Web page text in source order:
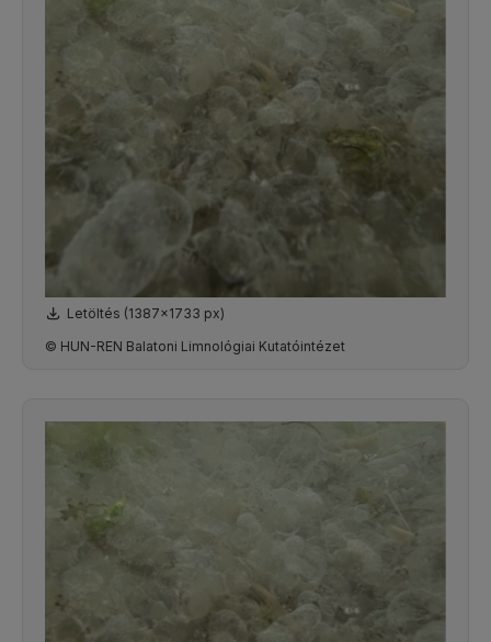
Letöltés (1387x1733 px)
© HUN-REN Balatoni Limnológiai Kutatóintézet